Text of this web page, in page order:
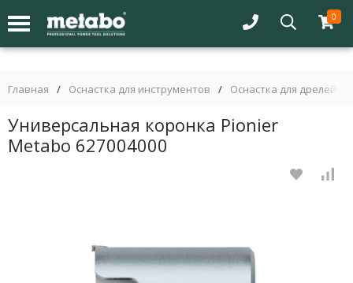
0
Главная / Оснастка для инструментов / Оснастка для дрелей
Универсальная коронка Pionier
Metabo 627004000